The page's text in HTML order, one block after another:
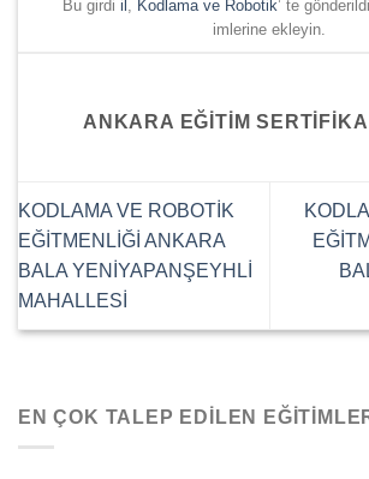
Bu girdi il , Kodlama ve Robotik’ te
imlerine ekleyin.
ANKARA EĞITIM SERTIFIKA
KODLAMA VE ROBOTİK
EĞİTMENLİĞİ ANKARA
BALA YENİYAPANŞEYHLİ
MAHALLESİ
EN ÇOK TALEP EDILEN